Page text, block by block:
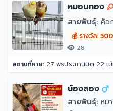
หมอนทอง
สายพันธุ์: ค็อ
💰 รางวัล:
28
สถานที่หาย: 27 พรประภานิมิต 22 เมื
น้องสอง
สายพันธุ์: หม